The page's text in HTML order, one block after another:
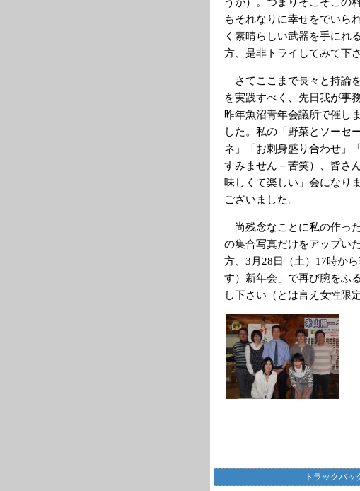
もそれなりに幸せをでいら
く素晴らしい武器を手にれ
方、是非トライしてみて下さ
さてここまで長々と持論
を実践すべく、先日我が事
昨年魚沼青年会議所で催し
した。私の「野菜とソーセ
ネ」「お刺身盛り合わせ」
すみません－苦笑）、皆さ
味しくて楽しい」会になり
ございました。
尚残念なことに私の作っ
の集合写真だけをアップい
方、3月28日（土）17時か
す）新年会」で再び腕をふ
し下さい（とは言え女性限
トラックバッ